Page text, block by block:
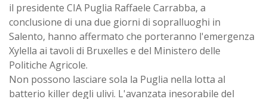
il presidente CIA Puglia Raffaele Carrabba, a
conclusione di una due giorni di sopralluoghi in
Salento, hanno affermato che porteranno l'emergenza
Xylella ai tavoli di Bruxelles e del Ministero delle
Politiche Agricole.
Non possono lasciare sola la Puglia nella lotta al
batterio killer degli ulivi. L'avanzata inesorabile del